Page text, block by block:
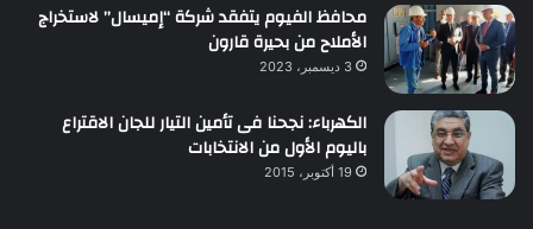
محافظ الفيوم يتفقد شركة “إميسال” لاستخراج
الأملاح من بحيرة قارون
3 ديسمبر، 2023
الكهرباء: نجحنا فى تأمين التيار للجان الاقتراع
باليوم الأول من الانتخابات
19 أكتوبر، 2015